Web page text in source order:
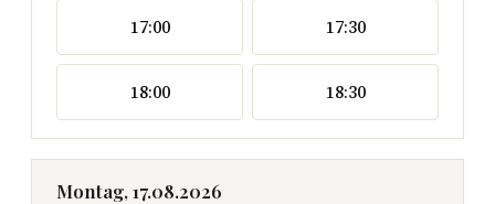
17:00 17:30
18:00 18:30
Montag, 17.08.2026